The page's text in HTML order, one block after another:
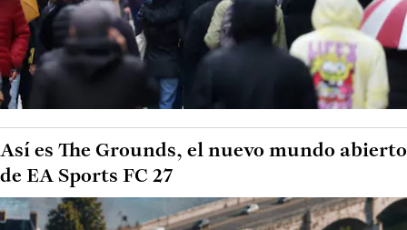
Así es The Grounds, el nuevo mundo abierto
de EA Sports FC 27